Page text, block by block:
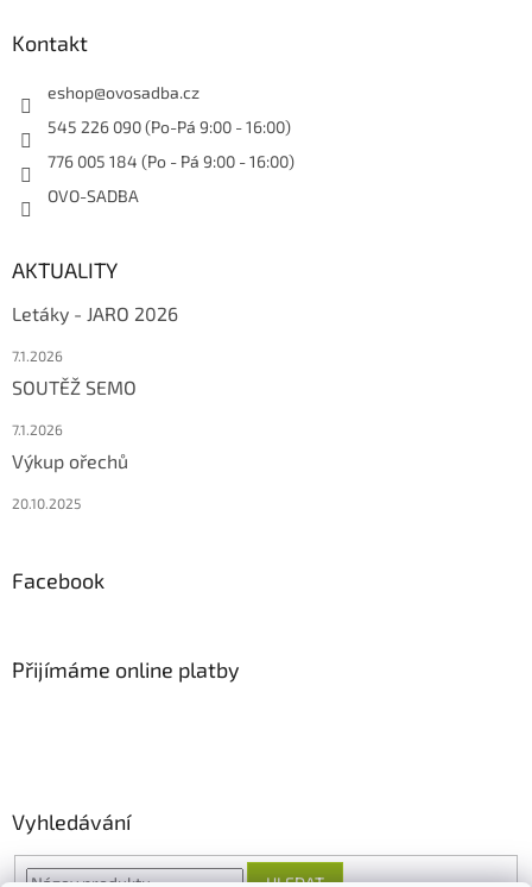
Kontakt
eshop@ovosadba.cz
545 226 090 (Po-Pá 9:00 - 16:00)
776 005 184 (Po - Pá 9:00 - 16:00)
OVO-SADBA
AKTUALITY
Letáky - JARO 2026
7.1.2026
SOUTĚŽ SEMO
7.1.2026
Výkup ořechů
20.10.2025
Facebook
Přijímáme online platby
Vyhledávání
HLEDAT